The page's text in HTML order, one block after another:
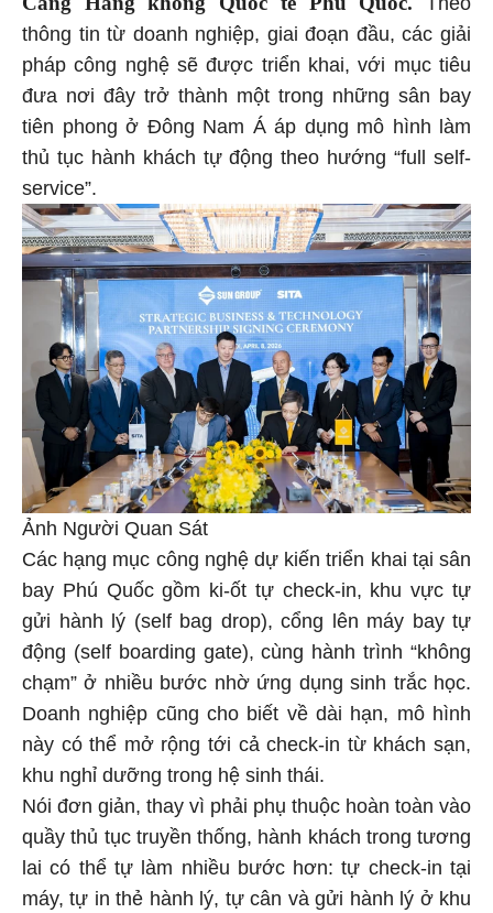
thông tin từ doanh nghiệp, giai đoạn đầu, các giải
pháp công nghệ sẽ được triển khai, với mục tiêu
đưa nơi đây trở thành một trong những sân bay
tiên phong ở Đông Nam Á áp dụng mô hình làm
thủ tục hành khách tự động theo hướng “full self-
service”.
Ảnh Người Quan Sát
Các hạng mục công nghệ dự kiến triển khai tại sân
bay Phú Quốc gồm ki-ốt tự check-in, khu vực tự
gửi hành lý (self bag drop), cổng lên máy bay tự
động (self boarding gate), cùng hành trình “không
chạm” ở nhiều bước nhờ ứng dụng sinh trắc học.
Doanh nghiệp cũng cho biết về dài hạn, mô hình
này có thể mở rộng tới cả check-in từ khách sạn,
khu nghỉ dưỡng trong hệ sinh thái.
Nói đơn giản, thay vì phải phụ thuộc hoàn toàn vào
quầy thủ tục truyền thống, hành khách trong tương
lai có thể tự làm nhiều bước hơn: tự check-in tại
máy, tự in thẻ hành lý, tự cân và gửi hành lý ở khu